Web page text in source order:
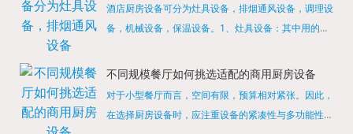
酒店厨房设备可分为灶具设备，排烟通风设备，调理设
备，机械设备，保温设备。1、灶具设备：其中用的较
缺少的，经过相关检测证明的合格设备才能进行使用，
不同规模餐厅如何挑选适配的商用厨房设备
对于小型餐厅而言，空间有限，预算相对紧张。因此，
在选择厨房设备时，应注重设备的紧凑性与多功能性。